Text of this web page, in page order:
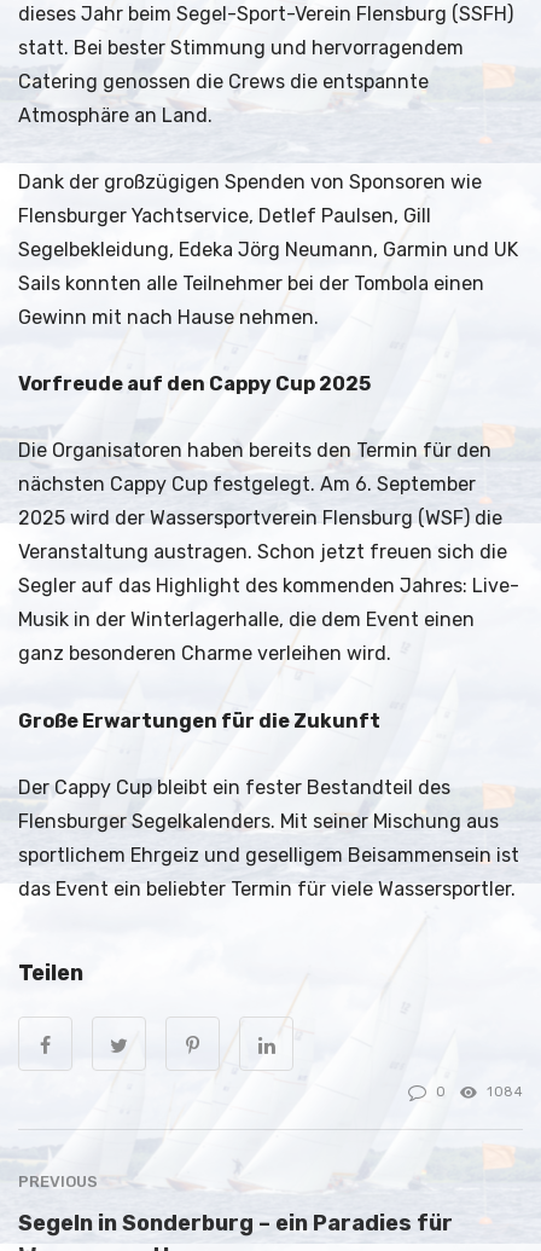
dieses Jahr beim Segel-Sport-Verein Flensburg (SSFH)
statt. Bei bester Stimmung und hervorragendem
Catering genossen die Crews die entspannte
Atmosphäre an Land.
Dank der großzügigen Spenden von Sponsoren wie
Flensburger Yachtservice, Detlef Paulsen, Gill
Segelbekleidung, Edeka Jörg Neumann, Garmin und UK
Sails konnten alle Teilnehmer bei der Tombola einen
Gewinn mit nach Hause nehmen.
Vorfreude auf den Cappy Cup 2025
Die Organisatoren haben bereits den Termin für den
nächsten Cappy Cup festgelegt. Am 6. September
2025 wird der Wassersportverein Flensburg (WSF) die
Veranstaltung austragen. Schon jetzt freuen sich die
Segler auf das Highlight des kommenden Jahres: Live-
Musik in der Winterlagerhalle, die dem Event einen
ganz besonderen Charme verleihen wird.
Große Erwartungen für die Zukunft
Der Cappy Cup bleibt ein fester Bestandteil des
Flensburger Segelkalenders. Mit seiner Mischung aus
sportlichem Ehrgeiz und geselligem Beisammensein ist
das Event ein beliebter Termin für viele Wassersportler.
Teilen
0 1084
PREVIOUS
Segeln in Sonderburg – ein Paradies für